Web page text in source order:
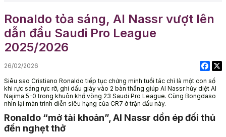
Ronaldo tỏa sáng, Al Nassr vượt lên
dẫn đầu Saudi Pro League
2025/2026
26/02/2026
Siêu sao Cristiano Ronaldo tiếp tục chứng minh tuổi tác chỉ là một con số
khi rực sáng rực rỡ, ghi dấu giày vào 2 bàn thắng giúp Al Nassr hủy diệt Al
Najima 5-0 trong khuôn khổ vòng 23 Saudi Pro League. Cùng Bongdaso
nhìn lại màn trình diễn siêu hạng của CR7 ở trận đấu này.
Ronaldo “mở tài khoản”, Al Nassr dồn ép đối thủ
đến nghẹt thở